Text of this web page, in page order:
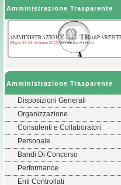
Amministrazione Trasparente
Amministrazione Trasparente
Disposizioni Generali
Organizzazione
Consulenti e Collaboratori
Personale
Bandi Di Concorso
Performance
Enti Controllati